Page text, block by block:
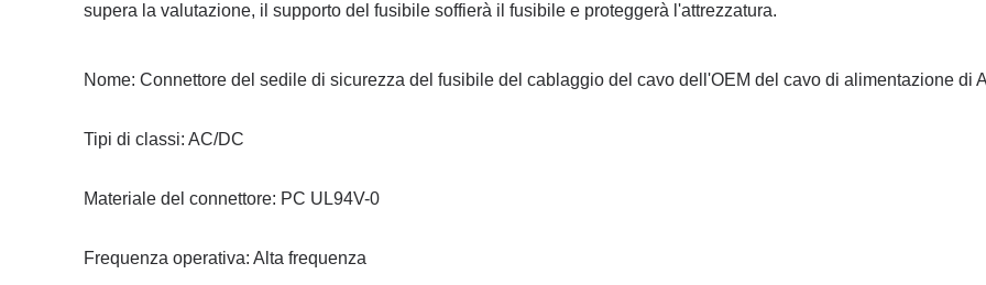
supera la valutazione, il supporto del fusibile soffierà il fusibile e proteggerà l'attrezzatura.
Nome: Connettore del sedile di sicurezza del fusibile del cablaggio del cavo dell'OEM del cavo di alimentazione di
Tipi di classi: AC/DC
Materiale del connettore: PC UL94V-0
Frequenza operativa: Alta frequenza